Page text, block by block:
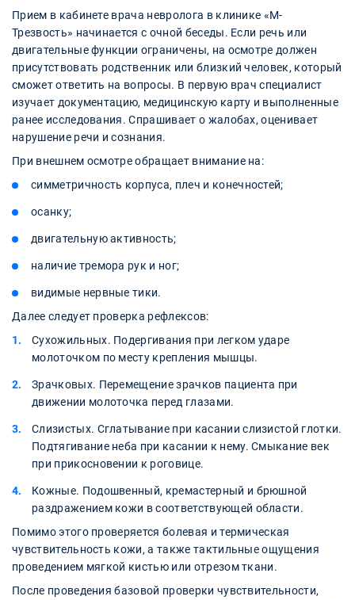
Прием в кабинете врача невролога в клинике «М-
Трезвость» начинается с очной беседы. Если речь или
двигательные функции ограничены, на осмотре должен
присутствовать родственник или близкий человек, который
сможет ответить на вопросы. В первую врач специалист
изучает документацию, медицинскую карту и выполненные
ранее исследования. Спрашивает о жалобах, оценивает
нарушение речи и сознания.
При внешнем осмотре обращает внимание на:
симметричность корпуса, плеч и конечностей;
осанку;
двигательную активность;
наличие тремора рук и ног;
видимые нервные тики.
Далее следует проверка рефлексов:
Сухожильных. Подергивания при легком ударе
молоточком по месту крепления мышцы.
Зрачковых. Перемещение зрачков пациента при
движении молоточка перед глазами.
Слизистых. Сглатывание при касании слизистой глотки.
Подтягивание неба при касании к нему. Смыкание век
при прикосновении к роговице.
Кожные. Подошвенный, кремастерный и брюшной
раздражением кожи в соответствующей области.
Помимо этого проверяется болевая и термическая
чувствительность кожи, а также тактильные ощущения
проведением мягкой кистью или отрезом ткани.
После проведения базовой проверки чувствительности,